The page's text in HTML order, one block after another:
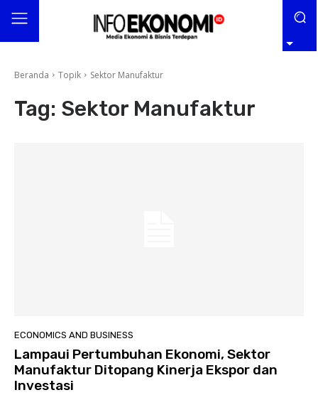
Beranda Topik Sektor Manufaktur
Tag: Sektor Manufaktur
ECONOMICS AND BUSINESS
Lampaui Pertumbuhan Ekonomi, Sektor
Manufaktur Ditopang Kinerja Ekspor dan
Investasi